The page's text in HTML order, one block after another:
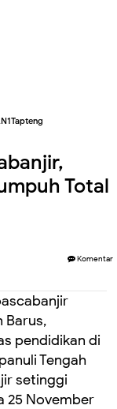
Total
Komentar
Barus,
pendidikan di
Tengah
setinggi
25 November